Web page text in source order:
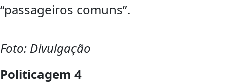
“passageiros comuns”.
Foto: Divulgação
Politicagem 4